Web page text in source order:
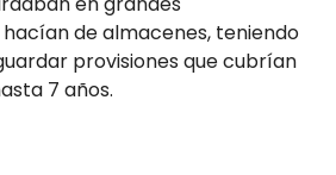
de almacenes, teniendo
provisiones que cubrían
7 años.